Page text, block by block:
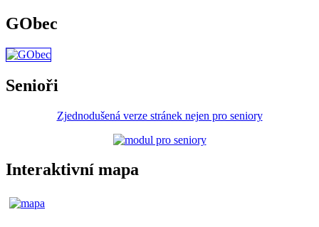
GObec
Senioři
Zjednodušená verze stránek nejen pro seniory
Interaktivní mapa